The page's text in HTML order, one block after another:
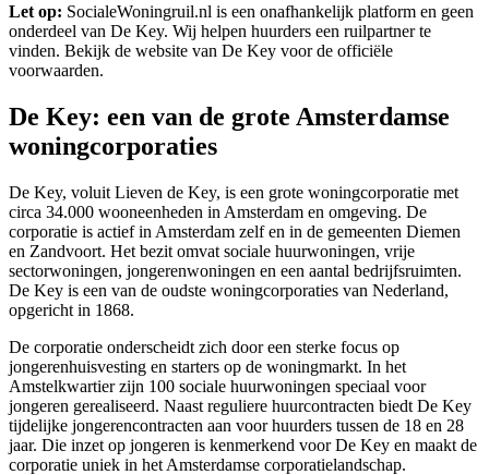
Let op: SocialeWoningruil.nl is een onafhankelijk platform en geen
onderdeel van De Key. Wij helpen huurders een ruilpartner te
vinden. Bekijk de website van De Key voor de officiële
voorwaarden.
De Key: een van de grote Amsterdamse
woningcorporaties
De Key, voluit Lieven de Key, is een grote woningcorporatie met
circa 34.000 wooneenheden in Amsterdam en omgeving. De
corporatie is actief in Amsterdam zelf en in de gemeenten Diemen
en Zandvoort. Het bezit omvat sociale huurwoningen, vrije
sectorwoningen, jongerenwoningen en een aantal bedrijfsruimten.
De Key is een van de oudste woningcorporaties van Nederland,
opgericht in 1868.
De corporatie onderscheidt zich door een sterke focus op
jongerenhuisvesting en starters op de woningmarkt. In het
Amstelkwartier zijn 100 sociale huurwoningen speciaal voor
jongeren gerealiseerd. Naast reguliere huurcontracten biedt De Key
tijdelijke jongerencontracten aan voor huurders tussen de 18 en 28
jaar. Die inzet op jongeren is kenmerkend voor De Key en maakt de
corporatie uniek in het Amsterdamse corporatielandschap.